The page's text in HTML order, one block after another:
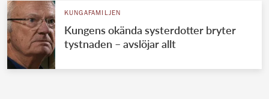
KUNGAFAMILJEN
Kungens okända systerdotter bryter
tystnaden – avslöjar allt